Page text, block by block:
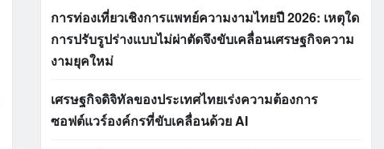
การท่องเที่ยวเชิงการแพทย์ความงามไทยปี 2026: เหตุใด
การปรับรูปร่างแบบไม่ผ่าตัดจึงขับเคลื่อนเศรษฐกิจความ
งามยุคใหม่
เศรษฐกิจดิจิทัลของประเทศไทยเร่งความต้องการ
ซอฟต์แวร์องค์กรที่ขับเคลื่อนด้วย AI